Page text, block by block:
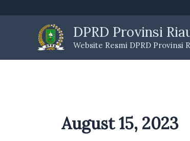
DPRD Provinsi
Website Resmi DPRD Provinsi
August 15, 2023